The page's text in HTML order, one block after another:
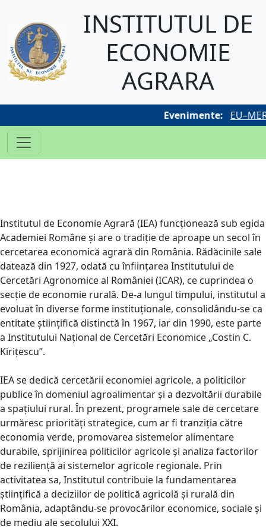
INSTITUTUL DE
ECONOMIE
AGRARA
Evenimente:
Institutul de Economie Agrară (IEA) funcționează sub egida
Academiei Române și are o tradiție de aproape un secol în
cercetarea economică agrară din România. Rădăcinile sale
datează din 1927, odată cu înființarea Institutului de
Cercetări Agronomice al României (ICAR), ce cuprindea o
secție de economie rurală. De-a lungul timpului, institutul a
evoluat în diverse forme instituționale, consolidându-se ca
entitate științifică distinctă în 1967, iar din 1990, este parte
a Institutului Național de Cercetări Economice „Costin C.
Kirițescu”.
IEA se dedică cercetării economiei agricole, a politicilor
publice în domeniul agroalimentar și a dezvoltării durabile
a spațiului rural. În prezent, programele sale de cercetare
urmăresc priorități strategice, cum ar fi tranziția către
economia verde, promovarea sistemelor alimentare
durabile, sprijinirea politicilor agricole și analiza factorilor
de reziliență ai sistemelor agricole regionale. Prin
activitatea sa, Institutul contribuie la fundamentarea
științifică a deciziilor de politică agricolă și rurală din
România, adaptându-se provocărilor economice, sociale și
de mediu ale secolului XXI.